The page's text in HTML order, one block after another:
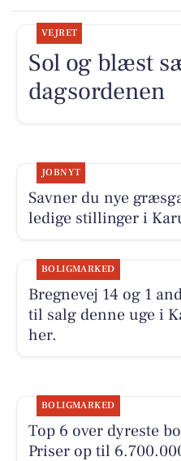
VEJRET
Sol og blæst
dagsordenen
JOBNYT
Savner du nye
ledige stillinger i
BOLIGMARKED
Bregnevej 14 og 1
til salg denne uge i
her.
BOLIGMARKED
Top 6 over dyreste
Priser op til